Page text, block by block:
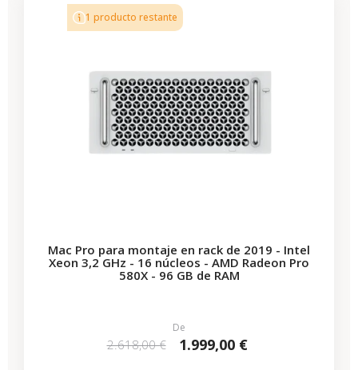
1 producto restante
Mac Pro para montaje en rack de 2019 - Intel
Xeon 3,2 GHz - 16 núcleos - AMD Radeon Pro
580X - 96 GB de RAM
De
2.618,00 € 1.999,00 €